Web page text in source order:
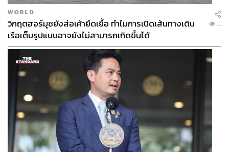
ไก่ย่างหอมเครื่องเทศและแกงแพะรสเข้มข้น
ตระกูลข้าวหมกของที่นี่ก็ทำได้ถูกปากคนไทย เมื่อ
ข้าวหมก
นานาชนิด (ราคาตั้งแต่ 60-134 บาท)
เรียงเป็นเม็ดดี ไม่แฉะ โรยหอมแดงเจียวหอมๆ ส่วนเนื้อสัตว์มี
ให้เลือกตั้งแต่เนื้อไก่ เนื้อวัว เนื้อปลา และเนื้อแพะ ที่ทำได้ดี
ไม่มีกลิ่นสาบ ข้อดีของการเสิร์ฟข้าวแล้วตักเนื้อสัตว์ราดไป
บนข้าวร้อนๆ ทำให้ได้น้ำที่ใช้ผัดเนื้อสัตว์พอขลุกขลิกจาน
เพิ่มความเข้มข้นของรสชาติเข้าไปอีกขั้น รับประกันได้ว่าเนื้อ
จะไม่แห้งอย่างแน่นอน จานนี้เสิร์ฟกับน้ำจิ้มรสชาติเยี่ยมเพื่อ
WORLD
วิกฤตฮอร์มุซยังส่อเค้ายืดเยื้อ ทำไมการเปิดเส้นทางเดิน
เรือเต็มรูปแบบอาจยังไม่สามารถเกิดขึ้นได้
...